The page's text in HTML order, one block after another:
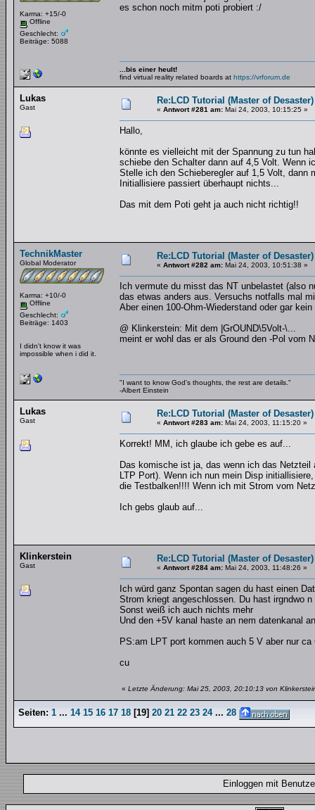
Karma: +15/-0
Offline
Geschlecht:
Beiträge: 5088
es schon noch mitm poti probiert :/
...bis einer heult!
find virtual reality related boards at https://vrforum.de
Lukas
Gast
Re:LCD Tutorial (Master of Desaster)
« Antwort #281 am: Mai 24, 2003, 10:15:25 »
Hallo,
könnte es vielleicht mit der Spannung zu tun
schiebe den Schalter dann auf 4,5 Volt. Wenn
Stelle ich den Schieberegler auf 1,5 Volt, dann
Initiallisiere passiert überhaupt nichts...
Das mit dem Poti geht ja auch nicht richtig!!
TechnikMaster
Global Moderator
Karma: +10/-0
Offline
Geschlecht:
Beiträge: 1403
I didn't know it was
impossible when i did it.
Re:LCD Tutorial (Master of Desaster)
« Antwort #282 am: Mai 24, 2003, 10:51:38 »
Ich vermute du misst das NT unbelastet (also
das etwas anders aus. Versuchs notfalls mal
Aber einen 100-Ohm-Wiederstand oder gar
@ Klinkerstein: Mit dem |GrOUND\5Volt-\...
meint er wohl das er als Ground den -Pol vom
"I want to know God's thoughts, the rest are details."
-Albert Einstein
Lukas
Gast
Re:LCD Tutorial (Master of Desaster)
« Antwort #283 am: Mai 24, 2003, 11:15:20 »
Korrekt! MM, ich glaube ich gebe es auf...
Das komische ist ja, das wenn ich das
LTP Port). Wenn ich nun mein Disp
die Testbalken!!!! Wenn ich mit Strom vom
Ich gebs glaub auf...
Klinkerstein
Gast
Re:LCD Tutorial (Master of Desaster)
« Antwort #284 am: Mai 24, 2003, 11:48:26 »
Ich würd ganz Spontan sagen du hast einen
Strom kriegt angeschlossen. Du hast irgndwo
Sonst weiß ich auch nichts mehr
Und den +5V kanal haste an nem datenkanal
PS:am LPT port kommen auch 5 V aber nur
cu
« Letzte Änderung: Mai 25, 2003, 20:10:13 von
Seiten: 1 ... 14 15 16 17 18 [19] 20 21 22 23 24 ... 28
Einloggen mit